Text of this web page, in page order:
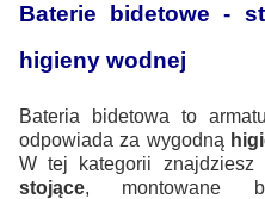
Baterie bidetowe -
higieny wodnej
Bateria bidetowa to
odpowiada za wygodną
W tej kategorii znajdziesz
stojące, montowane